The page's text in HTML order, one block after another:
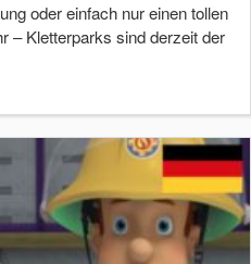
oder einfach nur einen tollen
– Kletterparks sind derzeit der